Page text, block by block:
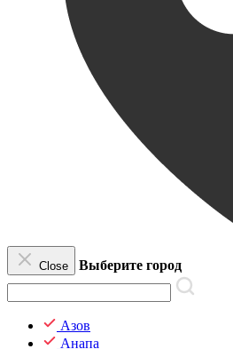
Close Выберите город
Азов
Анапа